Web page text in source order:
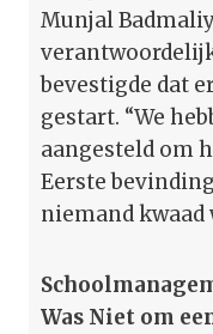
Munjal
bevestigde dat
gestart. “We
aangesteld om
Eerste
niemand kwaad
Was Niet om